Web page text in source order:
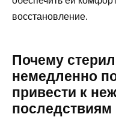
восстановление.
Почему
немедленно
привести к
последствиям